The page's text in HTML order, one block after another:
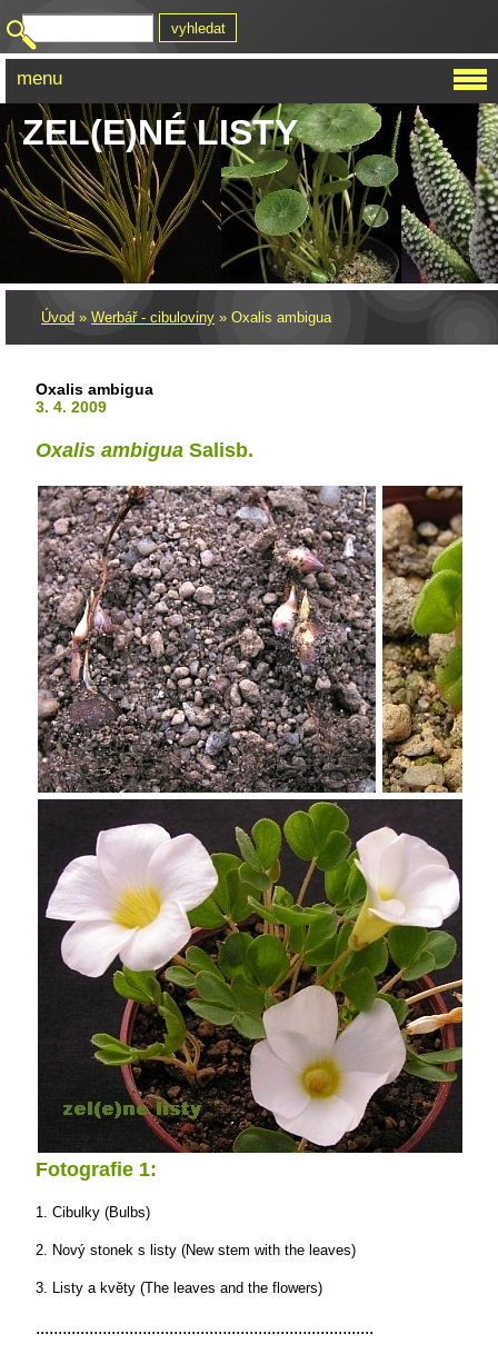
ZEL(E)NÉ LISTY
Úvod » Werbář - cibuloviny » Oxalis ambigua
Oxalis ambigua
3. 4. 2009
Oxalis ambigua Salisb.
Fotografie 1:
1. Cibulky (Bulbs)
2. Nový stonek s listy (New stem with the leaves)
3. Listy a květy (The leaves and the flowers)
............................................................................
menu